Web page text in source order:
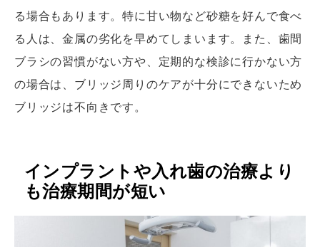
る場合もあります。特に甘い物など砂糖を好んで食べ
る人は、金属の劣化を早めてしまいます。また、歯間
ブラシの習慣がない方や、定期的な検診に行かない方
の場合は、ブリッジ周りのケアが十分にできないため
ブリッジは不向きです。
インプラントや入れ歯の治療より
も治療期間が短い